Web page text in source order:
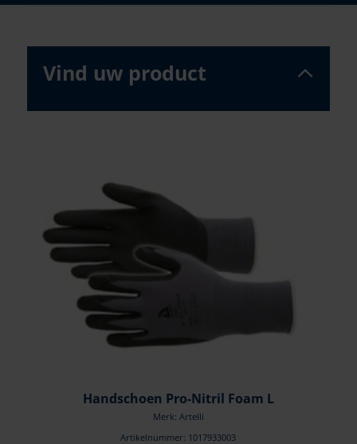
Handschoen Pro-Nitril Foam L
Merk: Artelli
Artikelnummer: 1017933003
Vind uw product